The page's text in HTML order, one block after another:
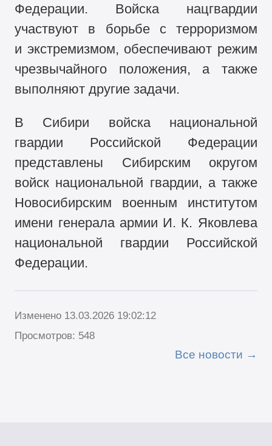
Федерации. Войска нацгвардии
участвуют в борьбе с терроризмом
и экстремизмом, обеспечивают режим
чрезвычайного положения, а также
выполняют другие задачи.
В Сибири войска национальной
гвардии Российской Федерации
представлены Сибирским округом
войск национальной гвардии, а также
Новосибирским военным институтом
имени генерала армии И. К. Яковлева
национальной гвардии Российской
Федерации.
Изменено 13.03.2026 19:02:12
Просмотров: 548
Все новости